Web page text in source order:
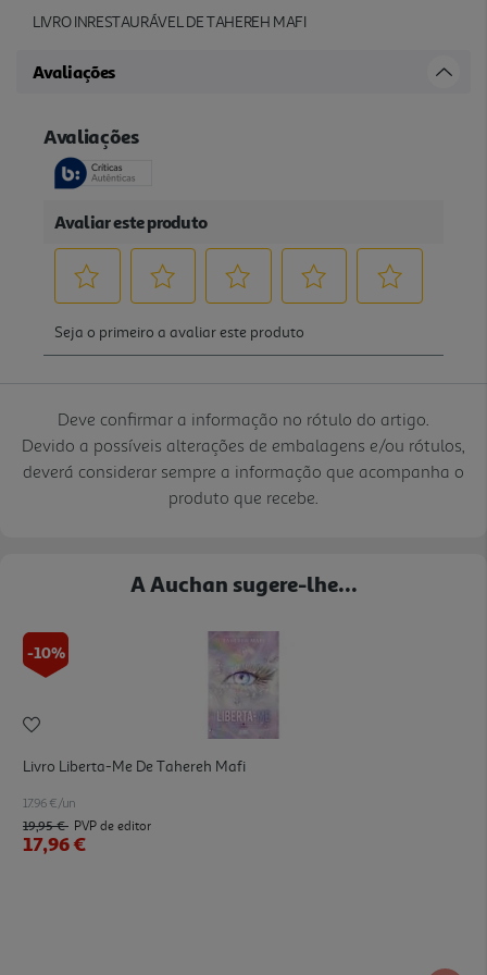
LIVRO INRESTAURÁVEL DE TAHEREH MAFI
Avaliações
Deve confirmar a informação no rótulo do artigo.
Devido a possíveis alterações de embalagens e/ou rótulos,
deverá considerar sempre a informação que acompanha o
produto que recebe.
A Auchan sugere-lhe...
-10%
Livro Liberta-Me De Tahereh Mafi
17.96 €/un
19,95 € PVP de editor
17,96 €